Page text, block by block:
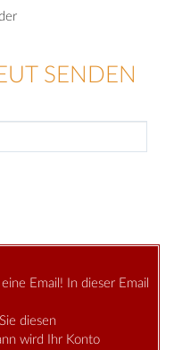
SENDEN
Email! In dieser Email
diesen
wird Ihr Konto